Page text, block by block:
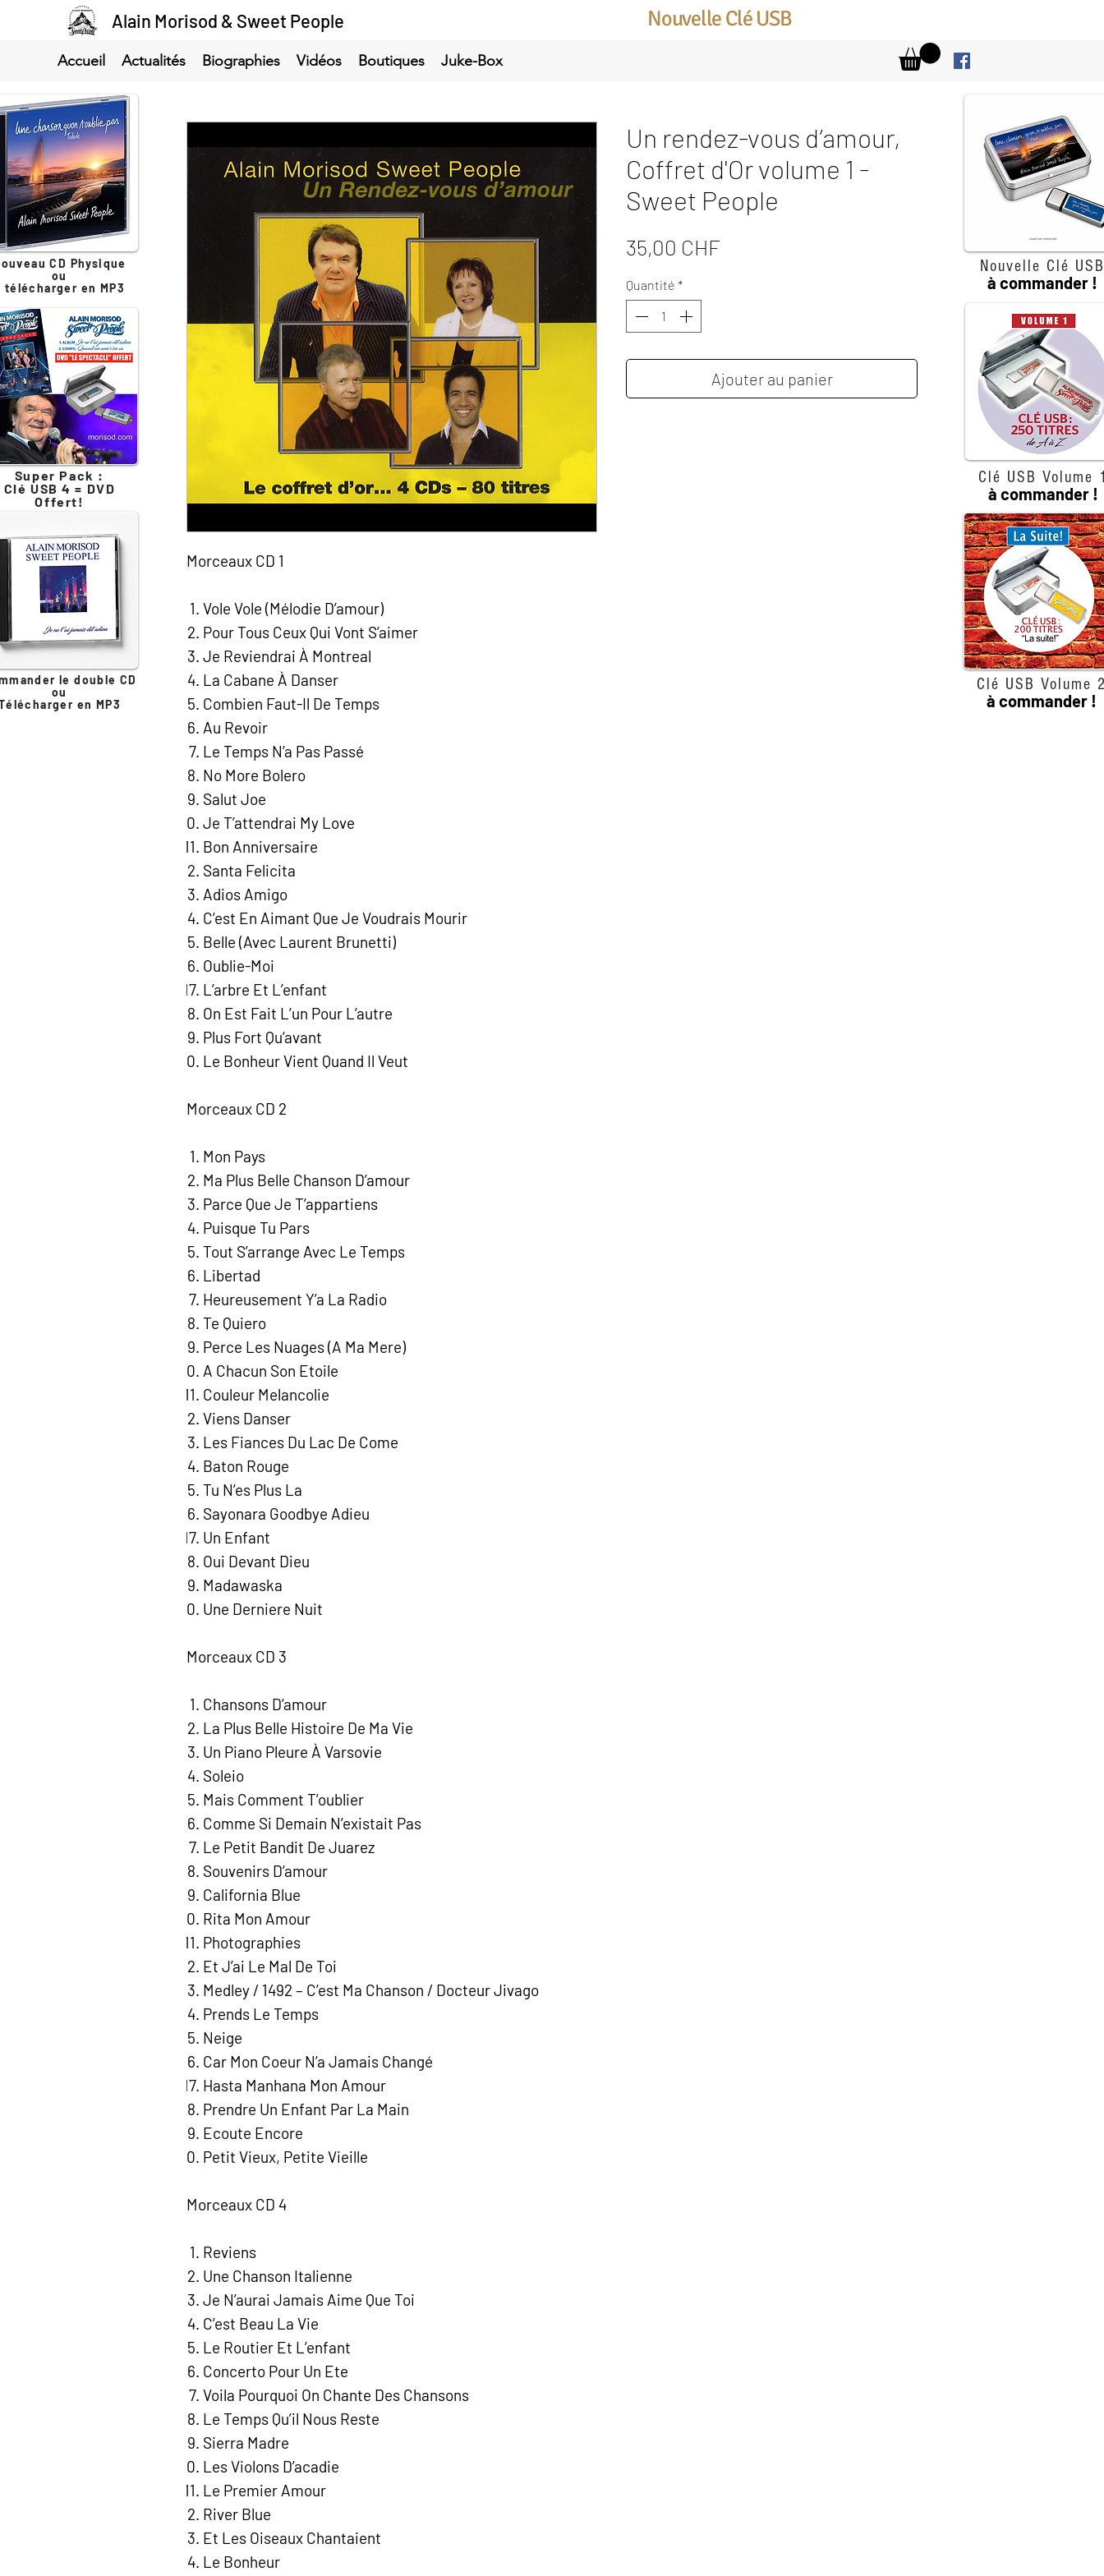
Alain Morisod & Sweet People Nouvelle Clé USB
Accueil Actualités Biographies Vidéos Boutiques Juke-Box
Morceaux CD 1
Vole Vole (Mélodie D’amour)
Pour Tous Ceux Qui Vont S’aimer
Je Reviendrai À Montreal
La Cabane À Danser
Combien Faut-Il De Temps
Au Revoir
Le Temps N’a Pas Passé
No More Bolero
Salut Joe
Je T’attendrai My Love
Bon Anniversaire
Santa Felicita
Adios Amigo
C’est En Aimant Que Je Voudrais Mourir
Belle (Avec Laurent Brunetti)
Oublie-Moi
L’arbre Et L’enfant
On Est Fait L’un Pour L’autre
Plus Fort Qu’avant
Le Bonheur Vient Quand Il Veut
Morceaux CD 2
Mon Pays
Ma Plus Belle Chanson D’amour
Parce Que Je T’appartiens
Puisque Tu Pars
Tout S’arrange Avec Le Temps
Libertad
Heureusement Y’a La Radio
Te Quiero
Perce Les Nuages (A Ma Mere)
A Chacun Son Etoile
Couleur Melancolie
Viens Danser
Les Fiances Du Lac De Come
Baton Rouge
Tu N’es Plus La
Sayonara Goodbye Adieu
Un Enfant
Oui Devant Dieu
Madawaska
Une Derniere Nuit
Morceaux CD 3
Chansons D’amour
La Plus Belle Histoire De Ma Vie
Un Piano Pleure À Varsovie
Soleio
Mais Comment T’oublier
Comme Si Demain N’existait Pas
Le Petit Bandit De Juarez
Souvenirs D’amour
California Blue
Rita Mon Amour
Photographies
Et J’ai Le Mal De Toi
Medley / 1492 – C’est Ma Chanson / Docteur Jivago
Prends Le Temps
Neige
Car Mon Coeur N’a Jamais Changé
Hasta Manhana Mon Amour
Prendre Un Enfant Par La Main
Ecoute Encore
Petit Vieux, Petite Vieille
Morceaux CD 4
Reviens
Une Chanson Italienne
Je N’aurai Jamais Aime Que Toi
C’est Beau La Vie
Le Routier Et L’enfant
Concerto Pour Un Ete
Voila Pourquoi On Chante Des Chansons
Le Temps Qu’il Nous Reste
Sierra Madre
Les Violons D’acadie
Le Premier Amour
River Blue
Et Les Oiseaux Chantaient
Le Bonheur
Un rendez-vous d’amour,
Coffret d'Or volume 1 -
Sweet People
35,00 CHFPrix
Quantité *
Ajouter au panier
Clé USB Volume
à commander !
Super Pack :
Clé USB 4 = DVD
Offert!
le double CD
ou
en MP3
Clé USB Volume
à commander !
CD Physique
ou
télécharger en MP3
Nouvelle Clé USB
à commander !